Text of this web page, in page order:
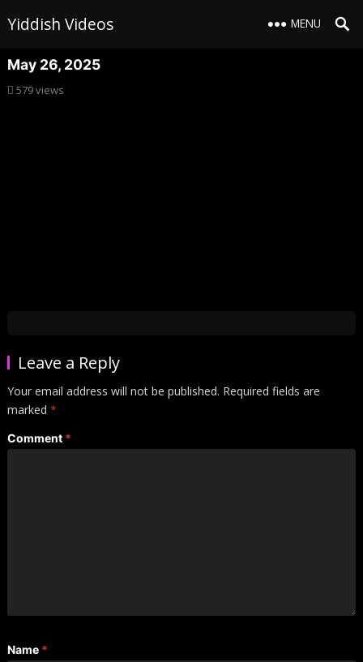
Yiddish Videos MENU
May 26, 2025
579views
Leave a Reply
Your email address will not be published. Required fields are
marked *
Comment *
Name *